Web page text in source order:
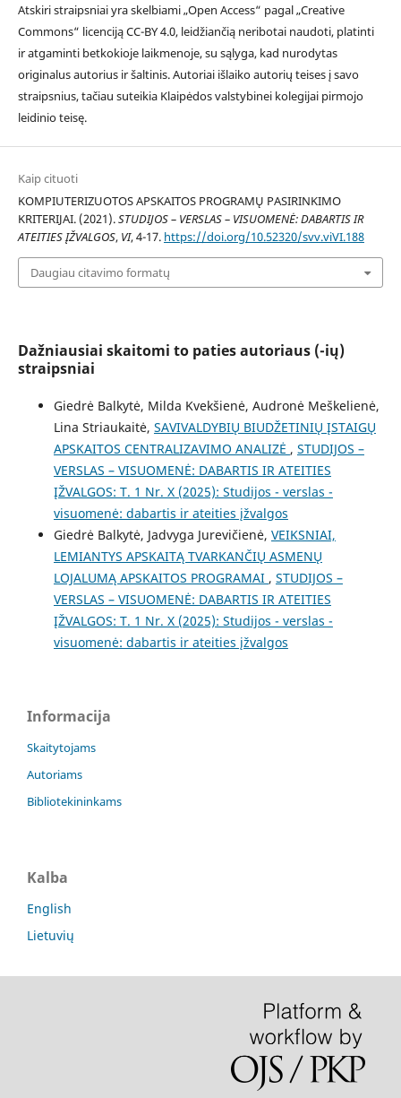
Atskiri straipsniai yra skelbiami „Open Access“ pagal „Creative
Commons“ licenciją CC-BY 4.0, leidžiančią neribotai naudoti, platinti
ir atgaminti betkokioje laikmenoje, su sąlyga, kad nurodytas
originalus autorius ir šaltinis. Autoriai išlaiko autorių teises į savo
straipsnius, tačiau suteikia Klaipėdos valstybinei kolegijai pirmojo
leidinio teisę.
Kaip cituoti
KOMPIUTERIZUOTOS APSKAITOS PROGRAMŲ PASIRINKIMO
KRITERIJAI. (2021).STUDIJOS – VERSLAS – VISUOMENĖ: DABARTIS IR
ATEITIES ĮŽVALGOS, VI, 4-17. https://doi.org/10.52320/svv.viVI.188
Daugiau citavimo formatų
Dažniausiai skaitomi to paties autoriaus (-ių)
straipsniai
Giedrė Balkytė, Milda Kvekšienė, Audronė Meškelienė,
Lina Striaukaitė, SAVIVALDYBIŲ BIUDŽETINIŲ ĮSTAIGŲ
APSKAITOS CENTRALIZAVIMO ANALIZĖ , STUDIJOS –
VERSLAS – VISUOMENĖ: DABARTIS IR ATEITIES
ĮŽVALGOS: T. 1 Nr. X (2025): Studijos - verslas -
visuomenė: dabartis ir ateities įžvalgos
Giedrė Balkytė, Jadvyga Jurevičienė, VEIKSNIAI,
LEMIANTYS APSKAITĄ TVARKANČIŲ ASMENŲ
LOJALUMĄ APSKAITOS PROGRAMAI , STUDIJOS –
VERSLAS – VISUOMENĖ: DABARTIS IR ATEITIES
ĮŽVALGOS: T. 1 Nr. X (2025): Studijos - verslas -
visuomenė: dabartis ir ateities įžvalgos
Informacija
Skaitytojams
Autoriams
Bibliotekininkams
Kalba
English
Lietuvių